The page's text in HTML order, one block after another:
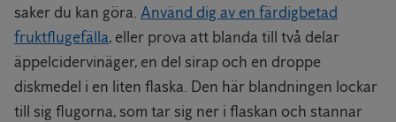
saker du kan göra. Använd dig av en färdigbetad
fruktflugefälla, eller prova att blanda till två delar
äppelcidervinäger, en del sirap och en droppe
diskmedel i en liten flaska. Den här blandningen lockar
till sig flugorna, som tar sig ner i flaskan och stannar